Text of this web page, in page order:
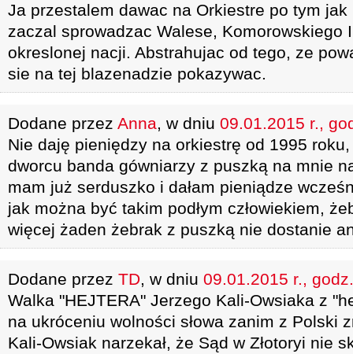
Ja przestalem dawac na Orkiestre po tym
zaczal sprowadzac Walese, Komorowskiego
okreslonej nacji. Abstrahujac od tego, ze
sie na tej blazenadzie pokazywac.
Dodane przez Anna, w dniu 09.01.2015 r.,
Nie daję pieniędzy na orkiestrę od 1995
dworcu banda gówniarzy z puszką na mnie
mam już serduszko i dałam pieniądze
jak można być takim podłym człowiekiem,
więcej żaden żebrak z puszką nie dostanie
Dodane przez TD, w dniu 09.01.2015 r.,
Walka "HEJTERA" Jerzego Kali-Owsiaka z
na ukróceniu wolności słowa zanim z Polski
Kali-Owsiak narzekał, że Sąd w Złotoryi nie